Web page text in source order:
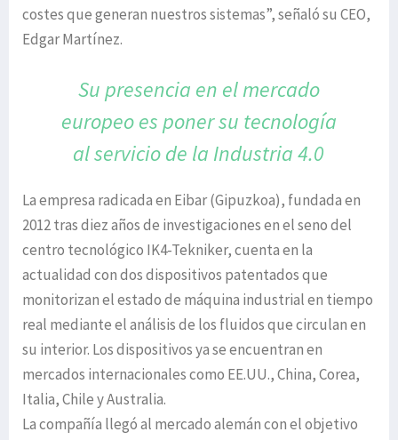
costes que generan nuestros sistemas”, señaló su CEO,
Edgar Martínez.
Su presencia en el mercado
europeoes poner su tecnología
al serviciode la Industria 4.0
La empresa radicada en Eibar (Gipuzkoa), fundada en
2012 tras diez años de investigaciones en el seno del
centro tecnológico IK4-Tekniker, cuenta en la
actualidad con dos dispositivos patentados que
monitorizan el estado de máquina industrial en tiempo
real mediante el análisis de los fluidos que circulan en
su interior. Los dispositivos ya se encuentran en
mercados internacionales como EE.UU., China, Corea,
Italia, Chile y Australia.
La compañía llegó al mercado alemán con el objetivo